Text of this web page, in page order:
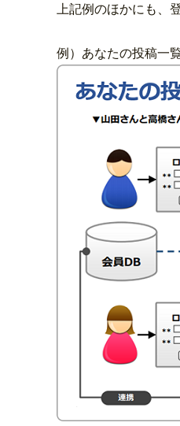
上記例のほかにも、
例）あなたの投稿一